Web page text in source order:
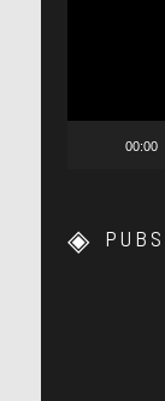
00:00
PUBS